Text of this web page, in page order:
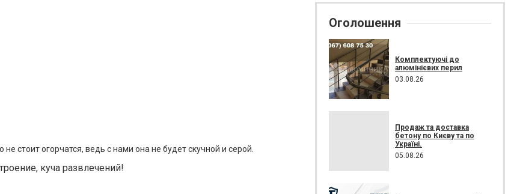
стоит огорчатся, ведь с нами она не будет скучной и серой.
куча развлечений!
Оголошення
Комплектуючі до
алюмінієвих перил
03.08.26
Продаж та доставка
бетону по Києву та по
Україні.
05.08.26